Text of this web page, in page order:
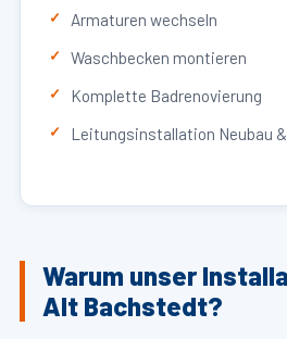
Armaturen wechseln
Waschbecken montieren
Komplette Badrenovierung
Leitungsinstallation Neubau
Warum unser
Alt Bachstedt?